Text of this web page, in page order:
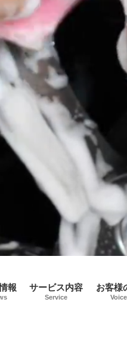
報 サービス内容
Service
お客様
Voice